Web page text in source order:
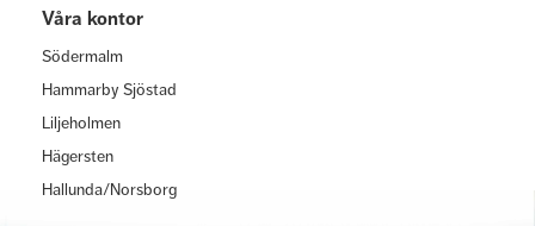
Våra kontor
Södermalm
Hammarby Sjöstad
Liljeholmen
Hägersten
Hallunda/Norsborg